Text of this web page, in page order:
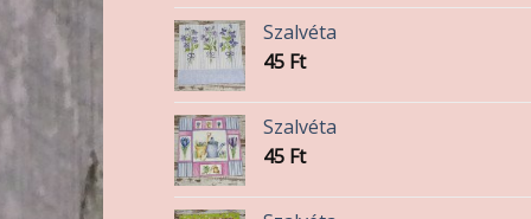
Szalvéta
45 Ft
Szalvéta
45 Ft